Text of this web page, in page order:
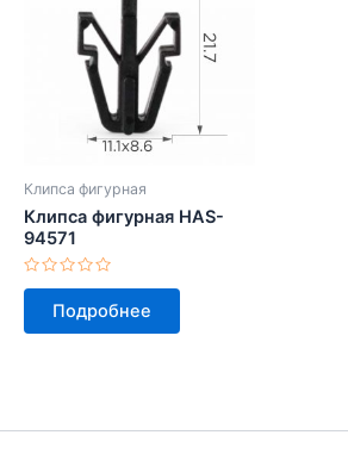
Клипса фигурная
Клипса фигурная HAS-
94571
Оценка
5
Подробнее